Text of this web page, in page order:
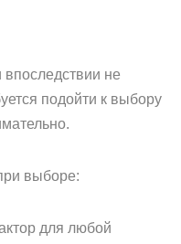
не
подойти к выбору
выборе:
для любой